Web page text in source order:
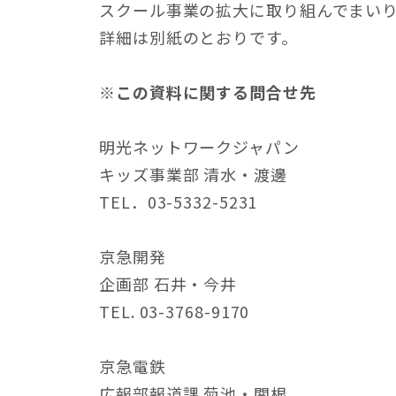
スクール事業の拡大に取り組んでまい
詳細は別紙のとおりです。
※この資料に関する問合せ先
明光ネットワークジャパン
キッズ事業部 清水・渡邊
TEL．03-5332-5231
京急開発
企画部 石井・今井
TEL. 03-3768-9170
京急電鉄